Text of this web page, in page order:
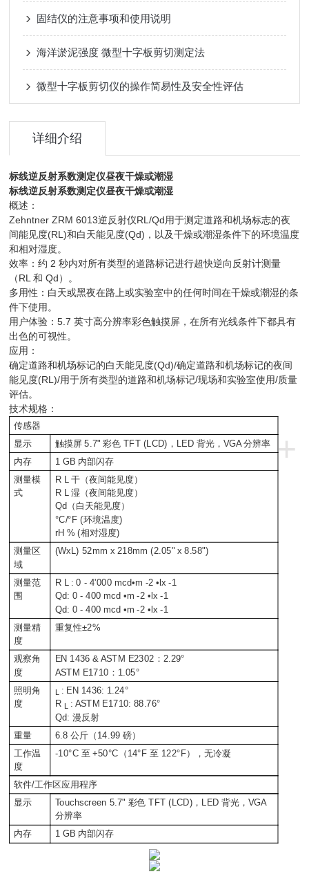
固结仪的注意事项和使用说明
海洋淤泥强度 微型十字板剪切测定法
微型十字板剪切仪的操作简易性及安全性评估
详细介绍
标线逆反射系数测定仪昼夜干燥或潮湿
标线逆反射系数测定仪昼夜干燥或潮湿
概述：
Zehntner ZRM 6013逆反射仪RL/Qd用于测定道路和机场标志的夜
间能见度(RL)和白天能见度(Qd)，以及干燥或潮湿条件下的环境温度
和相对湿度。
效率：约 2 秒内对所有类型的道路标记进行超快逆向反射计测量
（RL 和 Qd）。
多用性：白天或黑夜在路上或实验室中的任何时间在干燥或潮湿的条
件下使用。
用户体验：5.7 英寸高分辨率彩色触摸屏，在所有光线条件下都具有
出色的可视性。
应用：
确定道路和机场标记的白天能见度(Qd)/确定道路和机场标记的夜间
能见度(RL)/用于所有类型的道路和机场标记/现场和实验室使用/质量
评估。
技术规格：
+
传感器
显示 触摸屏 5.7" 彩色 TFT (LCD)，LED 背光，VGA 分辨率
内存 1 GB 内部闪存
测量模
式
R L 干（夜间能见度）
R L 湿（夜间能见度）
Qd（白天能见度）
°C/°F (环境温度)
rH % (相对湿度)
测量区
域
(WxL) 52mm x 218mm (2.05" x 8.58")
测量范
围
R L : 0 - 4'000 mcd•m -2 •lx -1
Qd: 0 - 400 mcd •m -2 •lx -1
Qd: 0 - 400 mcd •m -2 •lx -1
测量精
度
重复性±2%
观察角
度
EN 1436 & ASTM E2302：2.29°
ASTM E1710：1.05°
照明角
度
L : EN 1436: 1.24°
R L : ASTM E1710: 88.76°
Qd: 漫反射
重量 6.8 公斤（14.99 磅）
工作温
度
-10°C 至 +50°C（14°F 至 122°F），无冷凝
软件/工作区应用程序
显示 Touchscreen 5.7" 彩色 TFT (LCD)，LED 背光，VGA
分辨率
内存
1 GB 内部闪存